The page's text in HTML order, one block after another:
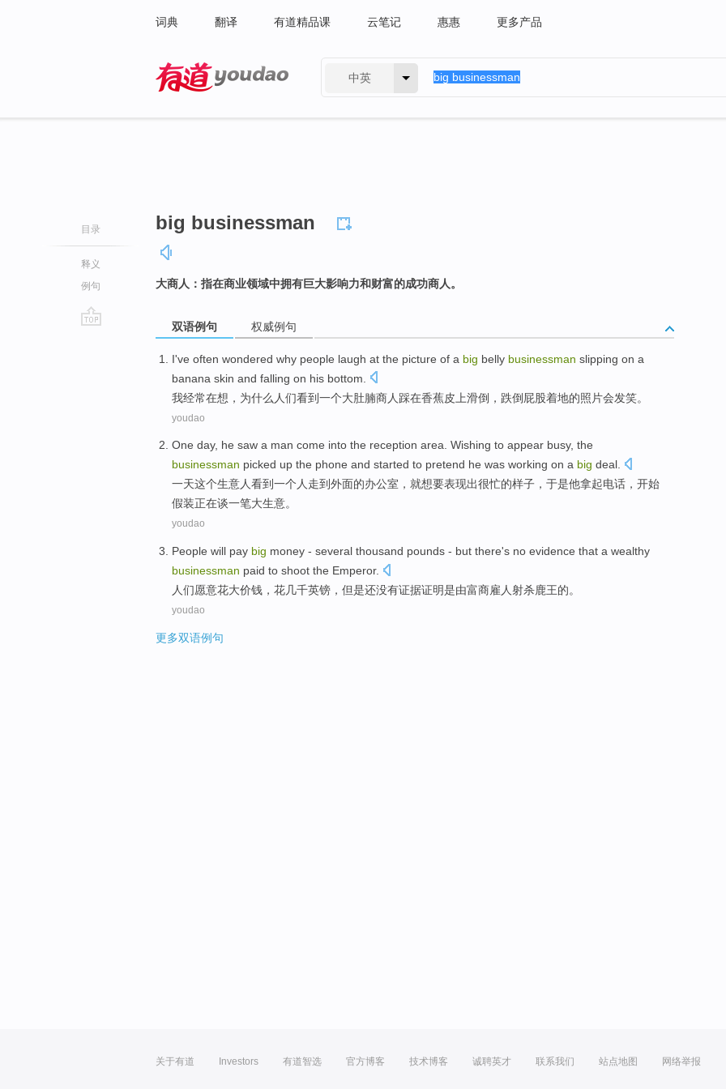
词典 翻译 有道精品课 云笔记 惠惠 更多产品
中英
目录
释义
例句
big businessman
大商人：指在商业领域中拥有巨大影响力和财富的成功商人。
双语例句 权威例句
I've often wondered why people laugh at the picture of a big belly businessman slipping on a
banana skin and falling on his bottom
我经常在想 ， 为什么 人们看到一个大肚腩商人 踩在香蕉皮 上滑倒，跌倒屁股着地的照片会发笑。
youdao
One day, he saw a man come into the reception area. Wishing to appear busy, the
businessman picked up the phone and started to pretend he was working on a big deal.
一天这个生意人看到一个人走到外面的办公室，就想要表现出很忙的样子 ，于是他拿起电话 ， 开始
假装正在谈一笔大生意。
youdao
People will pay big money - several thousand pounds - but there's no evidence that a wealthy
businessman paid to shoot the Emperor.
人们愿意花大价钱 ，花几千英镑 ， 但是还没有证据证明是由富商雇人射杀鹿王的。
youdao
更多双语例句
关于有道 Investors 有道智选 官方博客 技术博客 诚聘英才 联系我们 站点地图 网络举报